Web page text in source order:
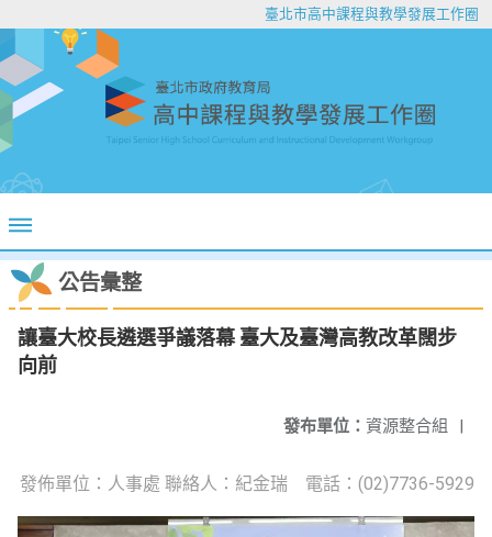
臺北市高中課程與教學發展工作圈
公告彙整
讓臺大校長遴選爭議落幕 臺大及臺灣高教改革闊步
向前
發布單位： 資源整合組 |
發佈單位：人事處 聯絡人：紀金瑞 電話：(02)7736-5929